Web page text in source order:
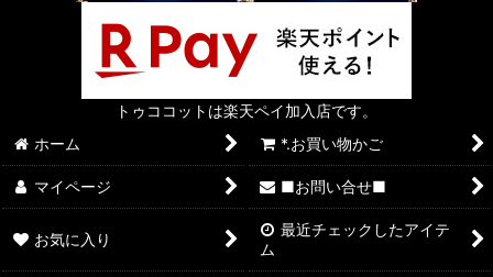
トゥココットは楽天ペイ加入店です。
ホーム
*.お買い物かご
マイページ ■お問い合せ■
お気に入り
最近チェックしたアイテ
ム